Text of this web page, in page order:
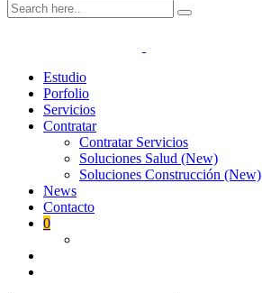
Estudio
Porfolio
Servicios
Contratar
Contratar Servicios
Soluciones Salud (New)
Soluciones Construcción (New)
News
Contacto
0